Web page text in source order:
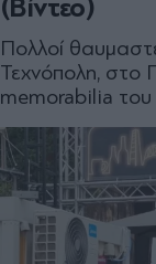
(Βίντεο)
Πολλοί
Τεχνόπολη, στο
memorabilia του